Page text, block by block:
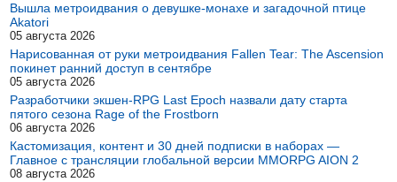
Вышла метроидвания о девушке-монахе и загадочной птице
Akatori
05 августа 2026
Нарисованная от руки метроидвания Fallen Tear: The Ascension
покинет ранний доступ в сентябре
05 августа 2026
Разработчики экшен-RPG Last Epoch назвали дату старта
пятого сезона Rage of the Frostborn
06 августа 2026
Кастомизация, контент и 30 дней подписки в наборах —
Главное с трансляции глобальной версии MMORPG AION 2
08 августа 2026